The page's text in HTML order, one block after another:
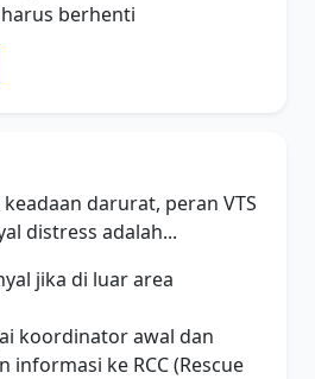
harus berhenti
darurat, peran VTS
distress adalah...
jika di luar area
koordinator awal dan
informasi ke RCC (Rescue